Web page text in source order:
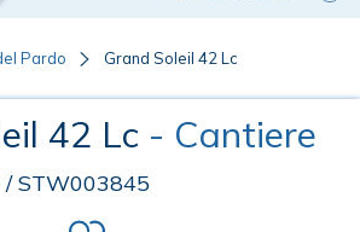
Pardo Grand Soleil 42 Lc
42 Lc - Cantiere
/ STW003845